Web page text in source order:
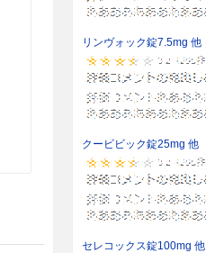
リンヴォック錠7.5mg 他
クービビック錠25mg 他
セレコックス錠100mg 他